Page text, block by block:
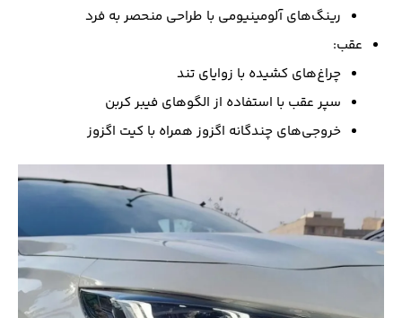
رینگ‌های آلومینیومی با طراحی منحصر به فرد
عقب:
چراغ‌های کشیده با زوایای تند
سپر عقب با استفاده از الگوهای فیبر کربن
خروجی‌های چندگانه اگزوز همراه با کیت اگزوز